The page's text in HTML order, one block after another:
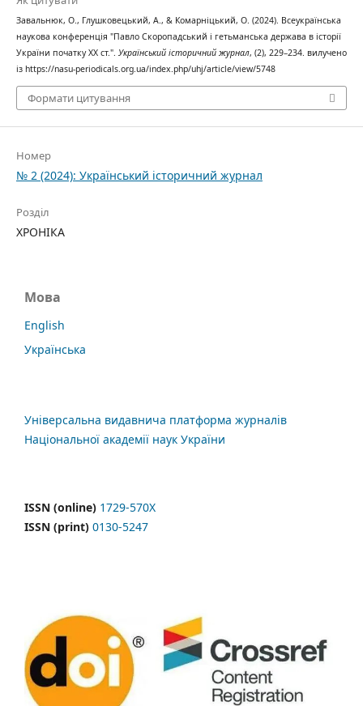
Завальнюк, О., Глушковецький, А., & Комарніцький, О. (2024). Всеукраїнська
наукова конференція "Павло Скоропадський і гетьманська держава в історії
України початку ХХ ст.". Український історичний журнал, (2), 229–234. вилучено
із https://nasu-periodicals.org.ua/index.php/uhj/article/view/5748
Формати цитування
Номер
№ 2 (2024): Український історичний журнал
Розділ
ХРОНІКА
Мова
English
Українська
Універсальна видавнича платформа журналів
Національної академії наук України
ISSN (online) 1729-570X
ISSN (print) 0130-5247